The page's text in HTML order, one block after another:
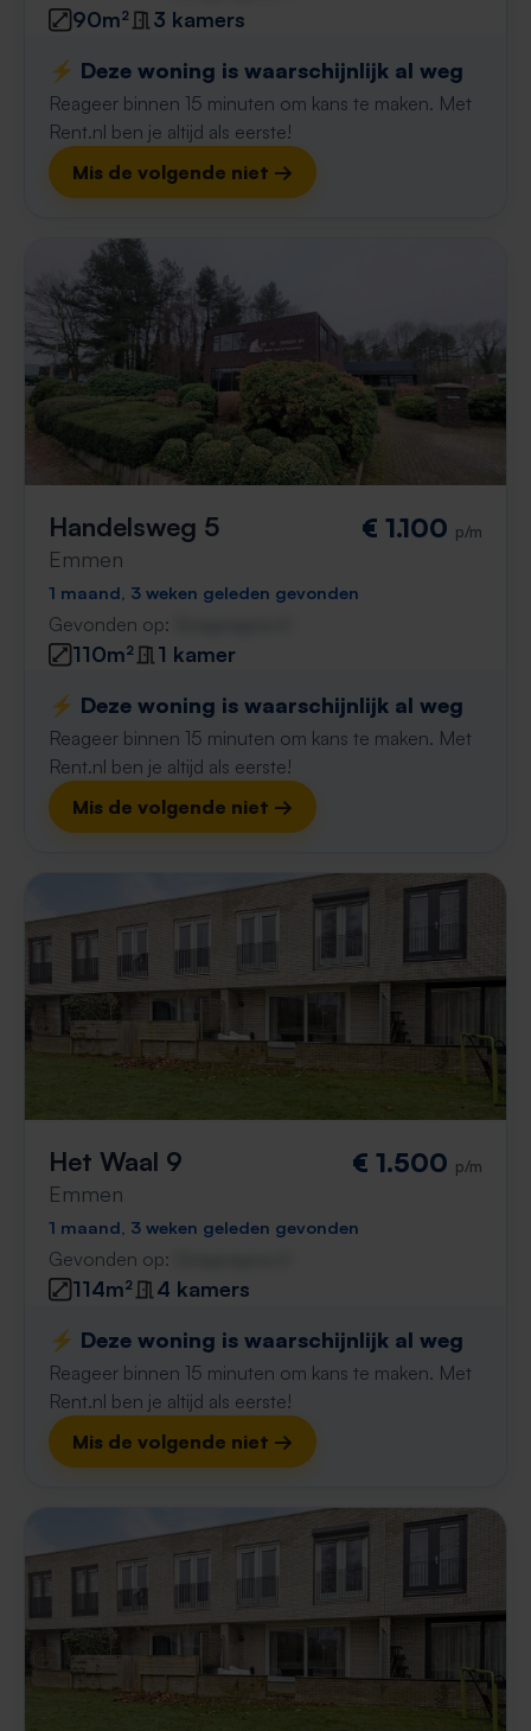
90m²
3 kamers
⚡️ Deze woning is waarschijnlijk al weg
Reageer binnen 15 minuten om kans te maken. Met
Rent.nl ben je altijd als eerste!
Mis de volgende niet →
Handelsweg 5
Emmen
€ 1.100 p/m
1 maand, 3 weken geleden gevonden
Gevonden op:
110m²
1 kamer
⚡️ Deze woning is waarschijnlijk al weg
Reageer binnen 15 minuten om kans te maken. Met
Rent.nl ben je altijd als eerste!
Mis de volgende niet →
Het Waal 9
Emmen
€ 1.500 p/m
1 maand, 3 weken geleden gevonden
Gevonden op:
114m²
4 kamers
⚡️ Deze woning is waarschijnlijk al weg
Reageer binnen 15 minuten om kans te maken. Met
Rent.nl ben je altijd als eerste!
Mis de volgende niet →